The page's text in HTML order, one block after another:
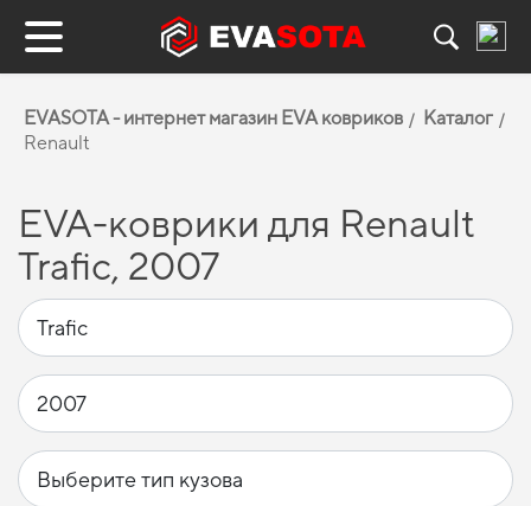
EVASOTA - интернет магазин EVA ковриков
Каталог
Renault
EVA-коврики для Renault
Trafic, 2007